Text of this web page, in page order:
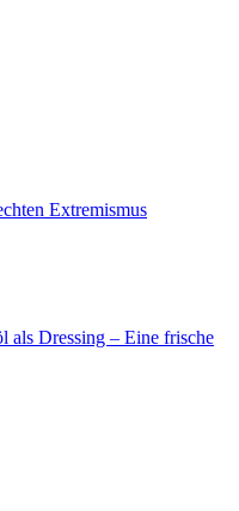
Extremismus
als Dressing – Eine frische